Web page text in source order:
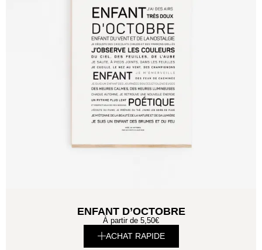
ENFANT D’OCTOBRE
À partir de 5,50€
ACHAT RAPIDE